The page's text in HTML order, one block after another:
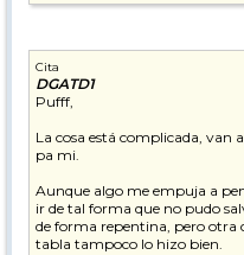
Cita
DGATD1
Pufff,
La cosa está complicada, van
pa mi.
Aunque algo me empuja a
ir de tal forma que no pudo
de forma repentina, pero otra
tabla tampoco lo hizo bien.